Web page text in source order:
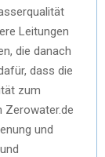
Leitungen
die danach
dass die
zum
Zerowater.de
und